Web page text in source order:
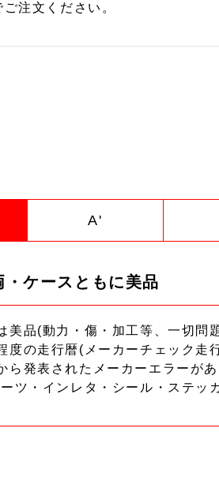
注文ください。
A'
ケースともに美品
美品(動力・傷・加工等、一切問
度の走行暦(メーカーチェック走
ら発表されたメーカーエラーが
ツ・インレタ・シール・ステッ